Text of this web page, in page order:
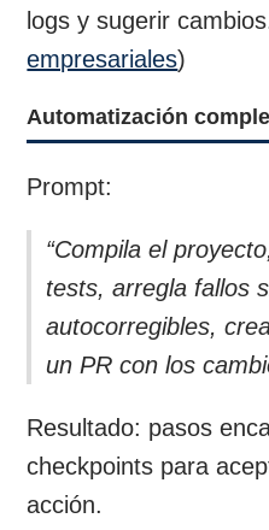
logs y sugerir
empresariales)
Automatización
Prompt:
“Compila el
tests, arregla fallos
autocorregibles,
un PR con los
Resultado: pasos
checkpoints para
acción.